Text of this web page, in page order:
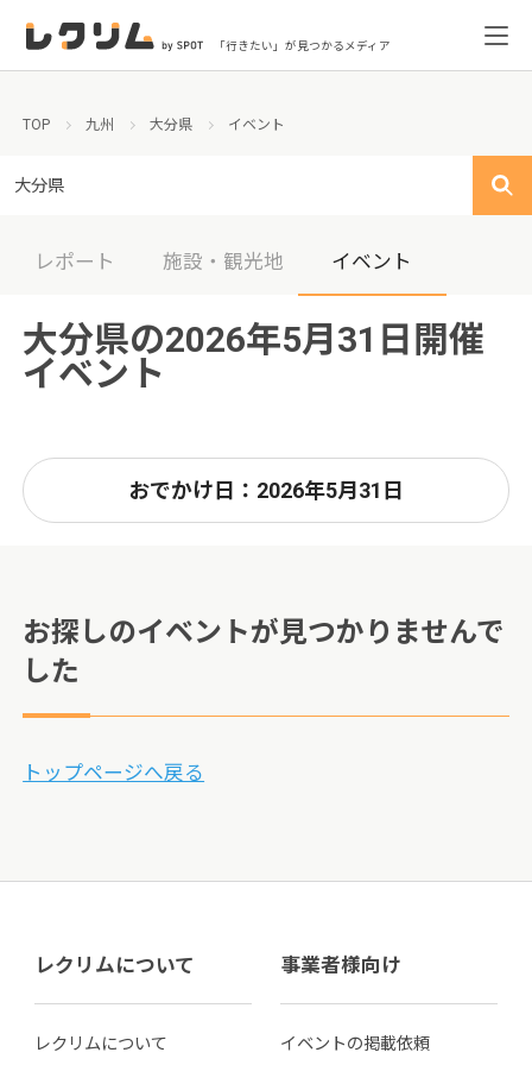
「行きたい」が見つかるメディア
TOP 九州 大分県 イベント
大分県
レポート 施設・観光地 イベント
大分県の2026年5月31日開催
イベント
おでかけ日：2026年5月31日
お探しのイベントが見つかりませんで
した
トップページへ戻る
レクリムについて
レクリムについて
事業者様向け
イベントの掲載依頼